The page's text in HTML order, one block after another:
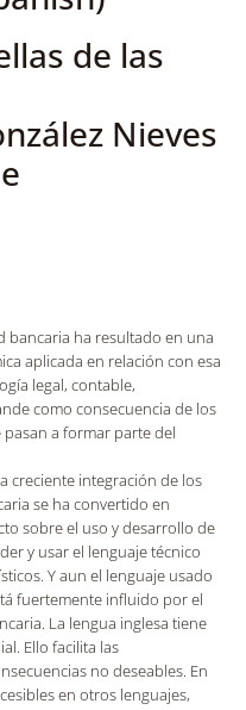
de las
Nieves
bancaria ha resultado en una
aplicada en relación con esa
legal, contable,
como consecuencia de los
a formar parte del
creciente integración de los
se ha convertido en
sobre el uso y desarrollo de
y usar el lenguaje técnico
Y aun el lenguaje usado
fuertemente influido por el
La lengua inglesa tiene
Ello facilita las
no deseables. En
en otros lenguajes,